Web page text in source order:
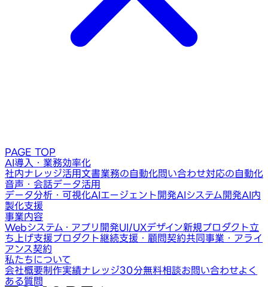
PAGE TOP
AI導入・業務効率化
社内ナレッジ活用文書業務の自動化問い合わせ対応の自動化
音声・会話データ活用
データ分析・可視化AIエージェント開発AIシステム開発AI内
製化支援
事業内容
Webシステム・アプリ開発UI/UXデザイン新規プロダクト立
ち上げ支援プロダクト継続支援・顧問契約共同事業・アライ
アンス契約
私たちについて
会社概要制作実績ナレッジ30分無料相談お問い合わせよく
ある質問